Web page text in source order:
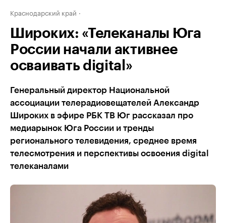
Краснодарский край
Широких: «Телеканалы Юга
России начали активнее
осваивать digital»
Генеральный директор Национальной
ассоциации телерадиовещателей Александр
Широких в эфире РБК ТВ Юг рассказал про
медиарынок Юга России и тренды
регионального телевидения, среднее время
телесмотрения и перспективы освоения digital
телеканалами